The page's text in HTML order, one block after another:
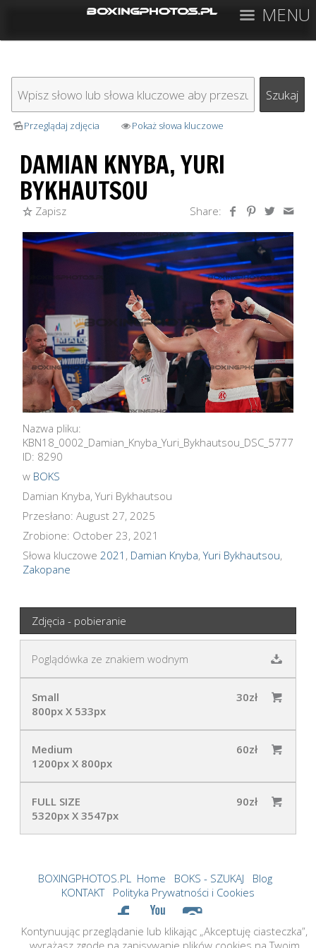
MENU
Przeglądaj zdjęcia Pokaż słowa kluczowe
DAMIAN KNYBA, YURI
BYKHAUTSOU
Zapisz Share:
Nazwa pliku:
KBN18_0002_Damian_Knyba_Yuri_Bykhautsou_DSC_5777
ID: 8290
w BOKS
Damian Knyba, Yuri Bykhautsou
Przesłano: August 27, 2025
Zrobione: October 23, 2021
Słowa kluczowe 2021 , Damian Knyba,Yuri Bykhautsou,
Zakopane
Zdjęcia - pobieranie
Poglądówka ze znakiem wodnym
Small
800px X 533px
30zł
Medium
1200px X 800px
60zł
FULL SIZE
5320px X 3547px
90zł
BOXINGPHOTOS.PL Home BOKS - SZUKAJ
Blog
KONTAKT
Polityka Prywatności i Cookies
©2026 boxingphotos.pl Created by tame.cloud
Kontynuując przeglądanie lub klikając „Akceptuję ciasteczka”,
wyrażasz zgodę na zapisywanie plików cookies na Twoim